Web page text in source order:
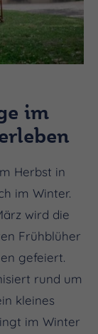
im
Herbst in
im Winter.
wird die
Frühblüher
gefeiert.
rund um
kleines
im Winter